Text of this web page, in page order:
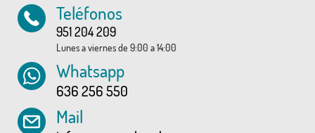
Teléfonos
951 204 209
Lunes a viernes de 9:00 a 14:00
Whatsapp
636 256 550
Mail